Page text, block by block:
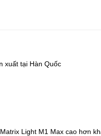
xuất tại Hàn Quốc
Light M1 Max cao hơn